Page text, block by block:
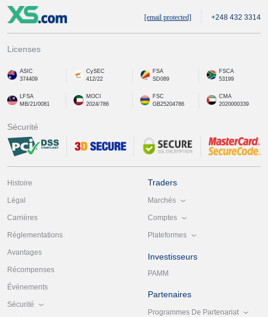
[email protected] +248 432 3314
Licenses
ASIC
374409
CySEC
412/22
FSA
SD089
FSCA
53199
LFSA
MB/21/0081
MOCI
2024/786
FSC
GB25204786
CMA
2020000339
Sécurité
Histoire
Légal
Carrières
Réglementations
Avantages
Récompenses
Événements
Sécurité
Traders
Marchés
Comptes
Plateformes
Investisseurs
PAMM
Partenaires
Programmes De Partenariat